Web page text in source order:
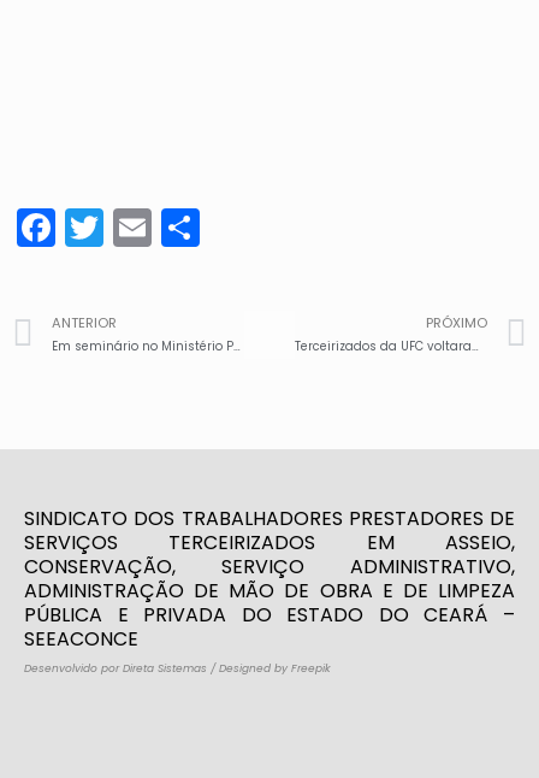
Facebook
Twitter
Email
ANTERIOR
Em seminário no Ministério Público do Trabalho, Seeaconce denunciou práticas antissindicais, repudiou demissões de terceirizados da Prefeitura de Fortaleza e reforçou importância da união entre os sindicatos, para fortalecer luta em defesa dos trabalhadores
PRÓXIMO
Terceirizados da UFC voltaram a paralisar atividades nesta terça-feira, 6/5, por atraso no pagamento de direitos
SINDICATO DOS TRABALHADORES PRESTADORES DE
SERVIÇOS TERCEIRIZADOS EM ASSEIO,
CONSERVAÇÃO, SERVIÇO ADMINISTRATIVO,
ADMINISTRAÇÃO DE MÃO DE OBRA E DE LIMPEZA
PÚBLICA E PRIVADA DO ESTADO DO CEARÁ –
SEEACONCE
Desenvolvido por Direta Sistemas / Designed by Freepik